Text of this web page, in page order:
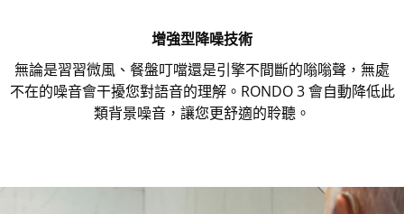
增強型降噪技術
無論是習習微風、餐盤叮噹還是引擎不間斷的嗡嗡聲，無處
不在的噪音會干擾您對語音的理解。RONDO 3 會自動降低此
類背景噪音，讓您更舒適的聆聽。